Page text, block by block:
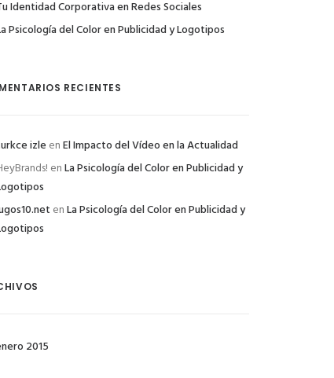
Identidad Corporativa en Redes Sociales
Psicología del Color en Publicidad y Logotipos
RECIENTES
izle enEl Impacto del Vídeo en la Actualidad
enLa Psicología del Color en Publicidad y
enLa Psicología del Color en Publicidad y
2015